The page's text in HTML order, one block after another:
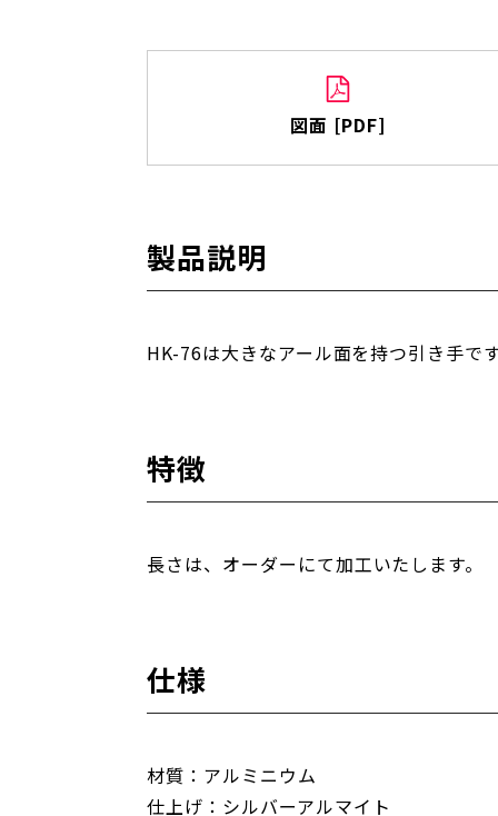
図面 [PDF]
製品説明
HK-76は大きなアール面を持つ引き手で
特徴
長さは、オーダーにて加工いたします。
仕様
材質：アルミニウム
仕上げ：シルバーアルマイト